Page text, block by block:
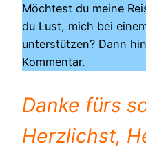
Möchtest du meine
du Lust, mich bei
unterstützen? Dann
Kommentar.
Danke fürs
Herzlichst,